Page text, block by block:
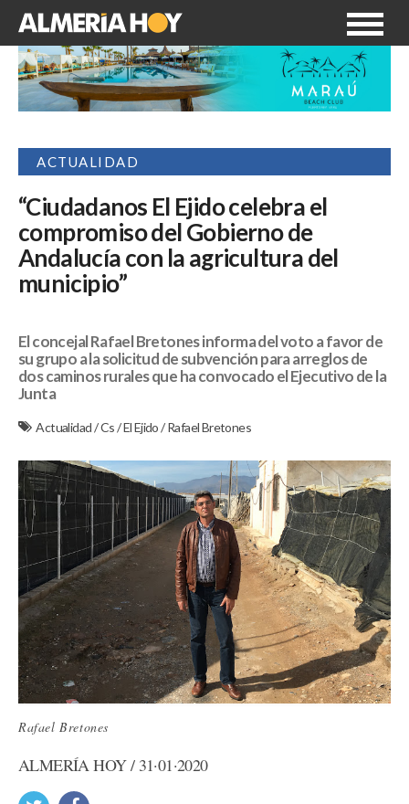
ACTUALIDAD
“Ciudadanos El Ejido celebra el
compromiso del Gobierno de
Andalucía con la agricultura del
municipio”
El concejal Rafael Bretones informa del voto a favor de
su grupo a la solicitud de subvención para arreglos de
dos caminos rurales que ha convocado el Ejecutivo de la
Junta
Actualidad/Cs/El Ejido/Rafael Bretones
Rafael Bretones
ALMERÍA HOY / 31·01·2020